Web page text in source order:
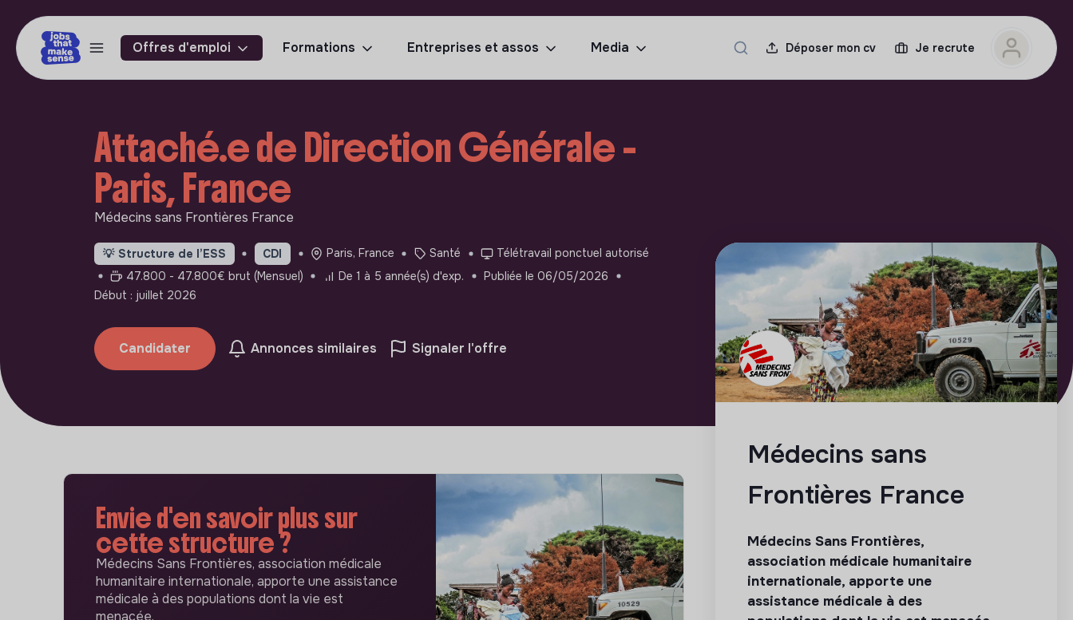
Offres d'emploi Formations Entreprises et assos Media Déposer mon cv Je recrute
Attaché.e de Direction Générale -
Paris, France
Médecins sans Frontières France
💡 Structure de l’ESS CDI Paris, France Santé
Télétravail ponctuel autorisé
47.800 - 47.800€ brut (Mensuel)
De 1 à 5 année(s) d'exp.
Publiée le 06/05/2026
Début : juillet 2026
Candidater Annonces similaires Signaler l'offre
Envie d'en savoir plus sur
cette structure ?
Médecins Sans Frontières, association médicale
humanitaire internationale, apporte une assistance
médicale à des populations dont la vie est
menacée.
Médecins sans
Frontières France
Médecins Sans Frontières,
association médicale humanitaire
internationale, apporte une
assistance médicale à des